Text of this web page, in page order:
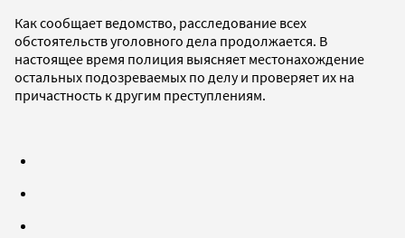
Как сообщает ведомство, расследование всех
обстоятельств уголовного дела продолжается. В
настоящее время полиция выясняет местонахождение
остальных подозреваемых по делу и проверяет их на
причастность к другим преступлениям.